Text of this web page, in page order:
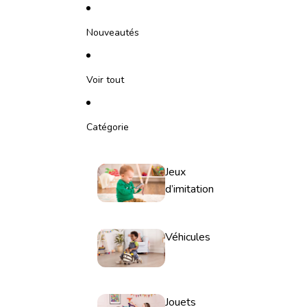
Nouveautés
Voir tout
Catégorie
Jeux
d’imitation
Véhicules
Jouets